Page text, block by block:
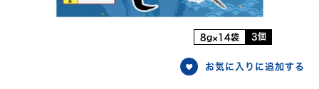
8g×14袋 3個
お気に入りに追加する